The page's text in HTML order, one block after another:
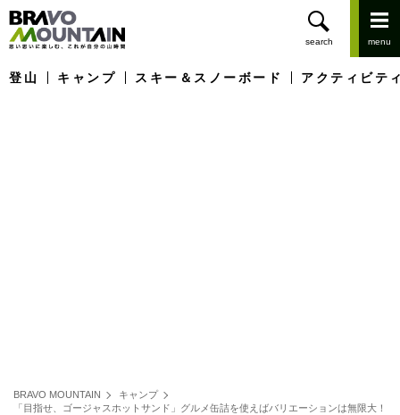
登山 キャンプ スキー＆スノーボード アクティビテ
BRAVO MOUNTAIN
キャンプ
「目指せ、ゴージャスホットサンド」グルメ缶詰を使えばバリエーションは無限大！